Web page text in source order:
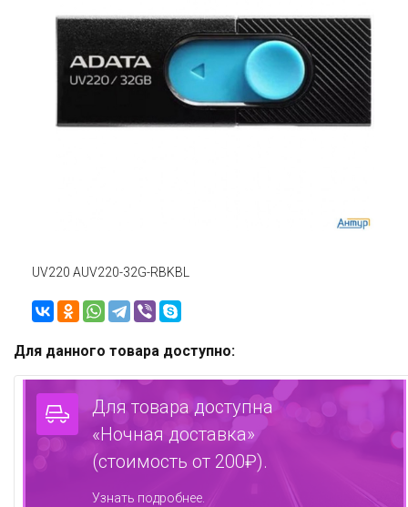
UV220 AUV220-32G-RBKBL
Для данного товара доступно:
Для товара доступна
«Ночная доставка»
(стоимость от 200₽).
Узнать подробнее.